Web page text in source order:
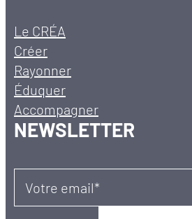
Le CRÉA
Créer
Rayonner
Éduquer
Accompagner
NEWSLETTER
Votre email*